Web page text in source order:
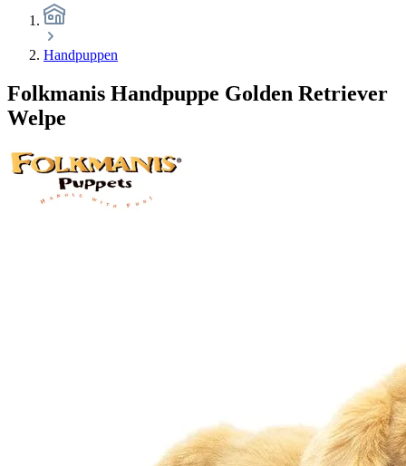
Handpuppen
Folkmanis Handpuppe Golden Retriever
Welpe